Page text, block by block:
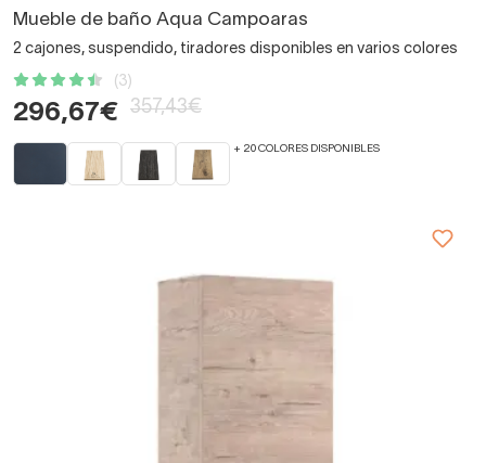
Mueble de baño Aqua Campoaras
2 cajones, suspendido, tiradores disponibles en varios colores
(3)
296,67€ 357,43€
+ 20 COLORES DISPONIBLES